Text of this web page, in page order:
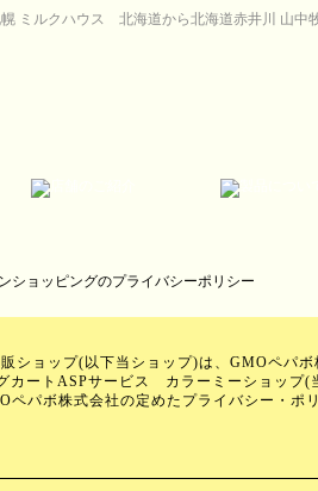
ミルクハウス 北海道から北海道赤井川 山中
ショップ(以下当ショップ)は、 GMOペパボ
カートASPサービス カラーミーショップ(
ペパボ株式会社の定めた プライバシー・ポ